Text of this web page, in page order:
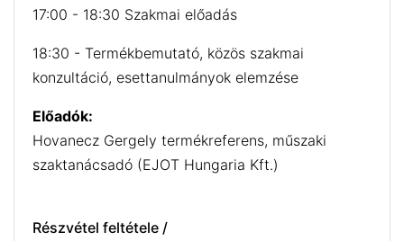
17:00 - 18:30 Szakmai előadás
18:30 - Termékbemutató, közös szakmai
konzultáció, esettanulmányok elemzése
Előadók:
Hovanecz Gergely termékreferens, műszaki
szaktanácsadó (EJOT Hungaria Kft.)
Részvétel feltétele /